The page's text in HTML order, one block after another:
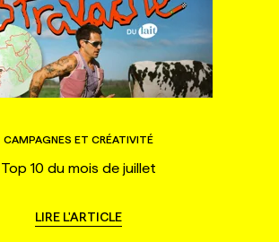
CAMPAGNES ET CRÉATIVITÉ
Top 10 du mois de juillet
LIRE L'ARTICLE